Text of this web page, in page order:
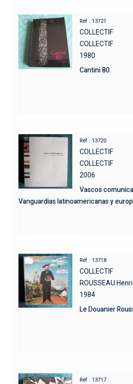
Réf : 13721
COLLECTIF
COLLECTIF
1980
Cantini 80.
Réf : 13720
COLLECTIF
COLLECTIF
2006
Vascos
Vanguardias latinoamericanas y
Réf : 13718
COLLECTIF
ROUSSEAU Henri
1984
Le Douanier
Réf : 13717